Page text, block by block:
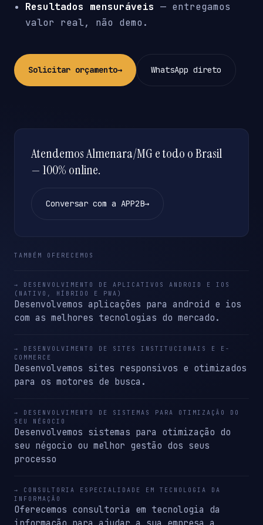
Resultados mensuráveis — entregamos
valor real, não demo.
Solicitar orçamento→ WhatsApp direto
Atendemos Almenara/MG e todo o Brasil
— 100% online.
Conversar com a APP2B→
TAMBÉM OFERECEMOS
→ DESENVOLVIMENTO DE APLICATIVOS ANDROID E IOS
(NATIVO, HÍBRIDO E PWA)
Desenvolvemos aplicações para android e ios
com as melhores tecnologias do mercado.
→ DESENVOLVIMENTO DE SITES INSTITUCIONAIS E E-
COMMERCE
Desenvolvemos sites responsivos e otimizados
para os motores de busca.
→ DESENVOLVIMENTO DE SISTEMAS PARA OTIMIZAÇÃO DO
SEU NÉGOCIO
Desenvolvemos sistemas para otimização do
seu négocio ou melhor gestão dos seus
processo
→ CONSULTORIA ESPECIALIDADE EM TECNOLOGIA DA
INFORMAÇÃO
Oferecemos consultoria em tecnologia da